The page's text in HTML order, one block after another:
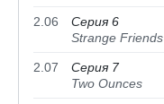
2.06
Серия 6
Strange Friends
2.07
Серия 7
Two Ounces